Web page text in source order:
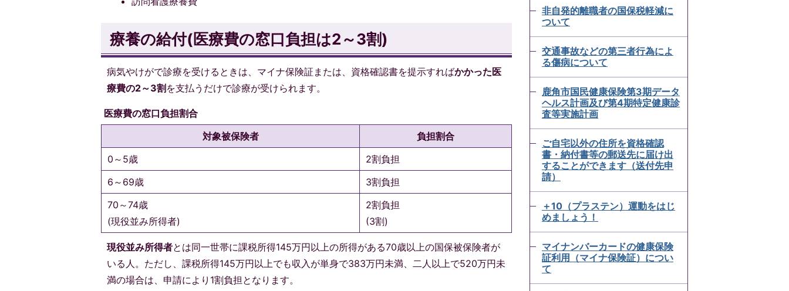
療養の給付(医療費の窓口負担は2～3割)
病気やけがで診療を受けるときは、マイナ保険証または、資格確認書を提示すればかかった医
療費の2～3割 を支払うだけで診療が受けられます。
医療費の窓口負担割合
対象被保険者
負担割合
0～5歳
2割負担
6～69歳
3割負担
70～74歳
(現役並み所得者)
2割負担
(3割)
現役並み所得者とは同一世帯に課税所得145万円以上の所得がある70歳以上の国保被保険者が
いる人。ただし、課税所得145万円以上でも収入が単身で383万円未満、二人以上で520万円未
満の場合は、申請により1割負担となります。
非自発的離職者の国保税軽減に
ついて
交通事故などの第三者行為によ
る傷病について
鹿角市国民健康保険第3期データ
ヘルス計画及び第4期特定健康診
査等実施計画
ご自宅以外の住所を資格確認
書・納付書等の郵送先に届け出
することができます（送付先申
請）
＋10（プラステン）運動をはじ
めましょう！
マイナンバーカードの健康保険
証利用（マイナ保険証）につい
て